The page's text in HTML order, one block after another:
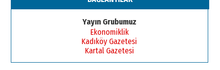
Başkan Sekmen’den Erzurum’a
bir vizyon proje daha!
02 Ağustos 2026 Pazar
Yayın Grubumuz
Ekonomiklik
Kadıköy Gazetesi
Kartal Gazetesi